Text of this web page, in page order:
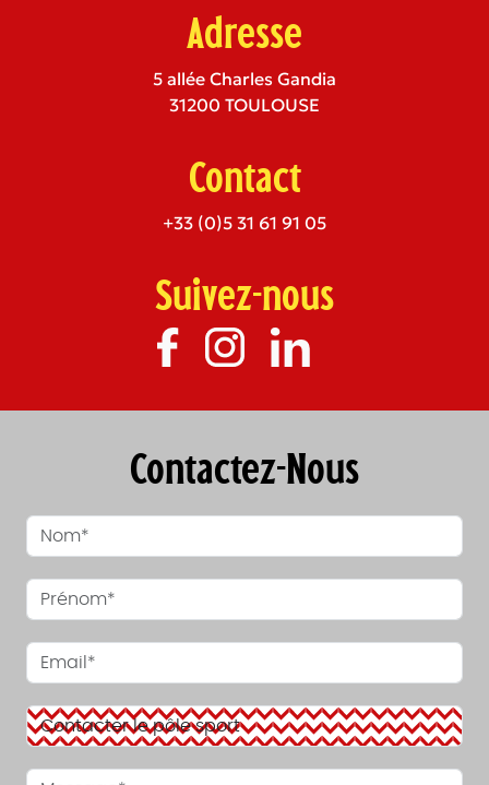
Adresse
5 allée Charles Gandia
31200 TOULOUSE
Contact
+33 (0)5 31 61 91 05
Suivez-nous
Contactez-Nous